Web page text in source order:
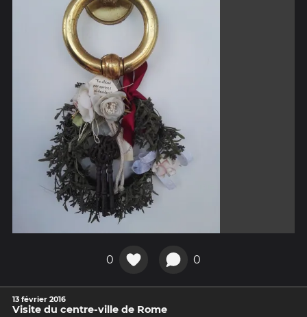
0 0
13 février 2016
Visite du centre-ville de Rome